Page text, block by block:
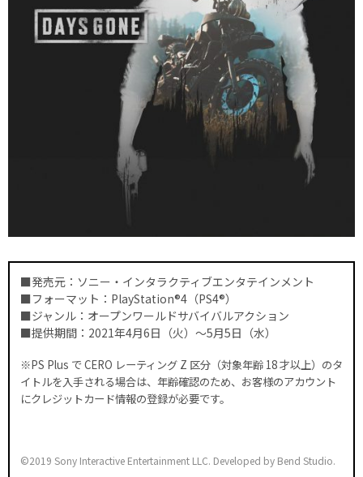
■発売元：ソニー・インタラクティブエンタテインメント
■フォーマット：PlayStation®4（PS4®）
■ジャンル：オープンワールドサバイバルアクション
■提供期間：2021年4月6日（火）～5月5日（水）
※PS Plus で CERO レーティング Z 区分（対象年齢 18 才以上）のタ
イトルを入手される場合は、年齢確認のため、お客様のアカウント
にクレジットカード情報の登録が必要です。
©2019 Sony Interactive Entertainment LLC. Developed by Bend Studio.